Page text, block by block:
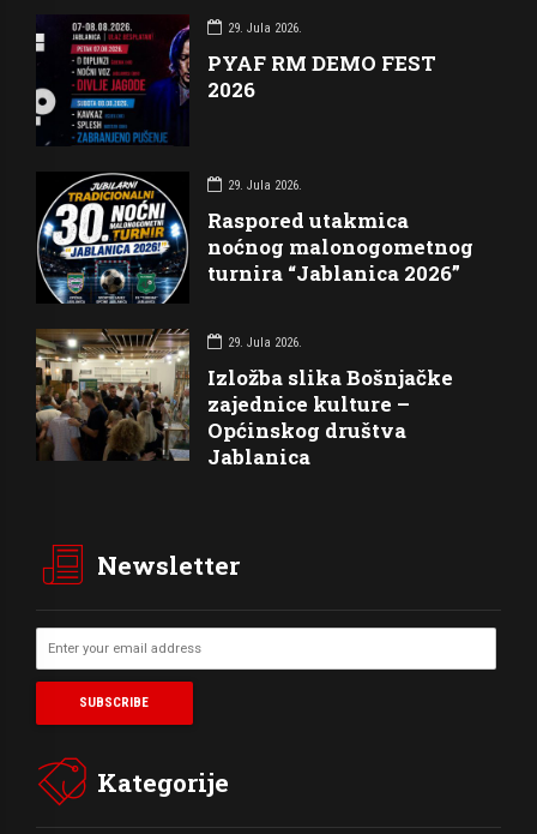
29. Jula 2026.
PYAF RM DEMO FEST
2026
29. Jula 2026.
Raspored utakmica
noćnog malonogometnog
turnira “Jablanica 2026”
29. Jula 2026.
Izložba slika Bošnjačke
zajednice kulture –
Općinskog društva
Jablanica
Newsletter
Kategorije